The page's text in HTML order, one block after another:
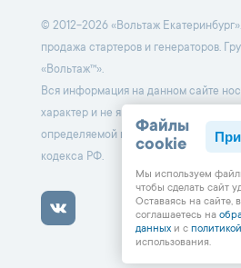
© 2012-2026 «Вольтаж
продажа стартеров и генераторов.
«Вольтаж™».
Вся информация на данном сайте
характер и не является публичной
определяемой положениями Статьи
кодекса РФ.
Файлы
cookie
Мы используем
чтобы cделать сайт
Оставаясь на сайте,
соглашаетесь на
данных и сполитикой
использования.